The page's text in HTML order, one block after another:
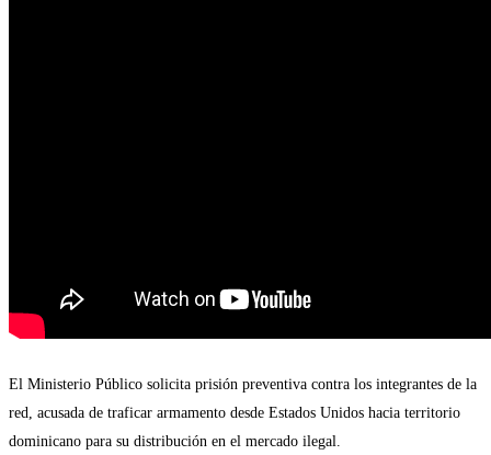
El Ministerio Público solicita prisión preventiva contra los integrantes de la
red, acusada de traficar armamento desde Estados Unidos hacia territorio
dominicano para su distribución en el mercado ilegal.